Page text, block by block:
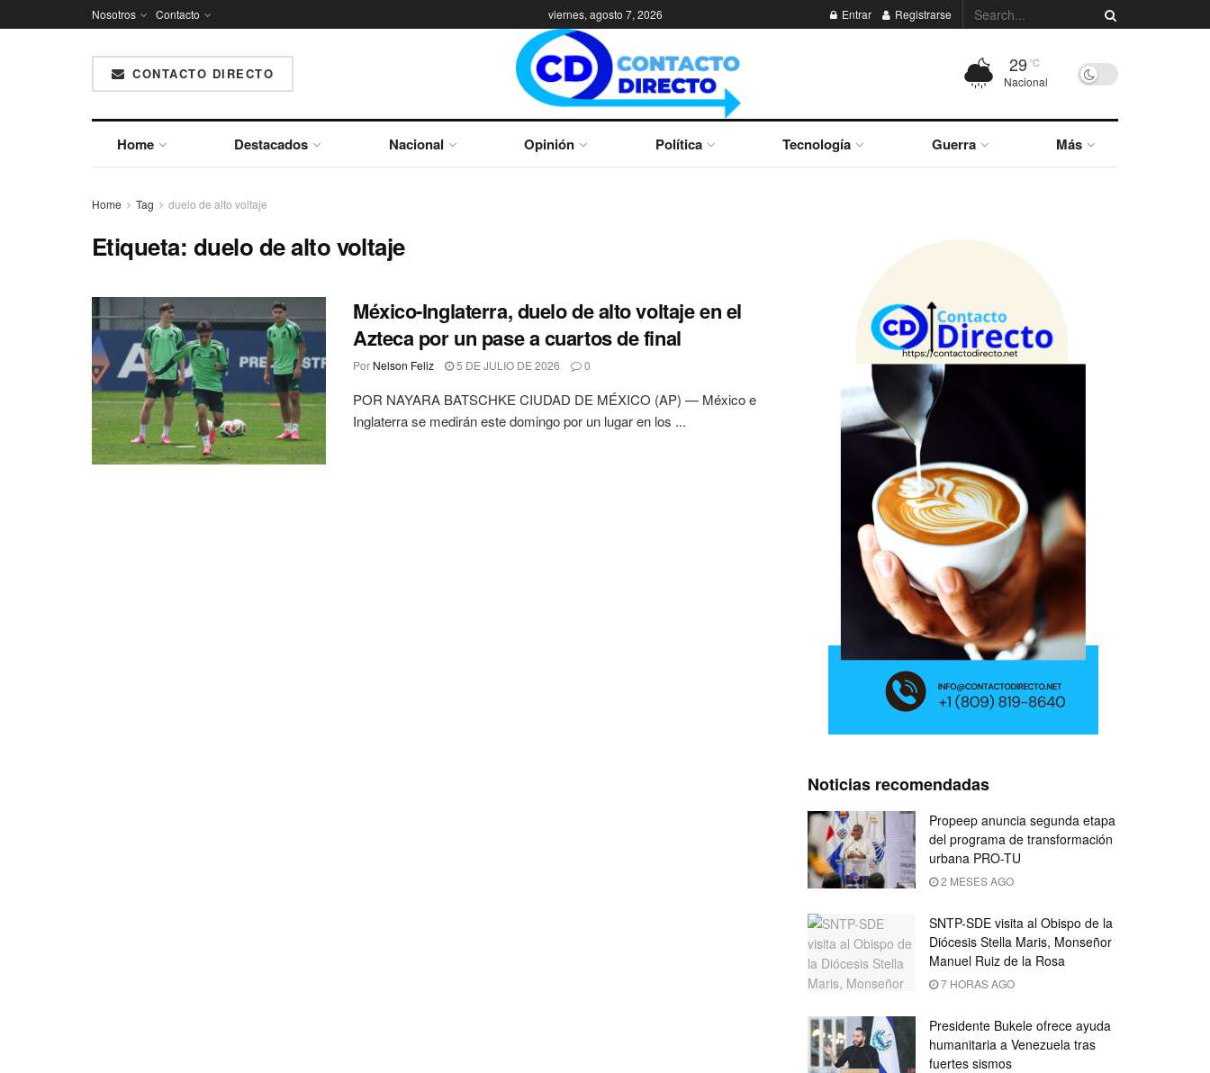
Nosotros Contacto viernes, agosto 7, 2026 Entrar Registrarse
CONTACTO DIRECTO 29 °C
Nacional
Home Destacados Nacional Opinión Política Tecnología Guerra Más
Home Tag duelo de alto voltaje
Etiqueta: duelo de alto voltaje
México-Inglaterra, duelo de alto voltaje en el
Azteca por un pase a cuartos de final
Por Nelson Feliz 5 DE JULIO DE 2026 0
POR NAYARA BATSCHKE CIUDAD DE MÉXICO (AP) — México e
Inglaterra se medirán este domingo por un lugar en los ...
Noticias recomendadas
Propeep anuncia segunda etapa
del programa de transformación
urbana PRO-TU
2 MESES AGO
SNTP-SDE visita al Obispo de la
Diócesis Stella Maris, Monseñor
Manuel Ruiz de la Rosa
7 HORAS AGO
Presidente Bukele ofrece ayuda
humanitaria a Venezuela tras
fuertes sismos